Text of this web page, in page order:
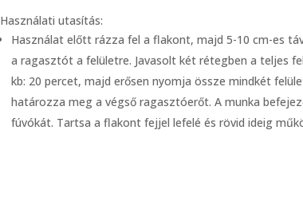
Használati utasítás:
Használat előtt rázza fel a flakont, majd 5-10 cm-es
a ragasztót a felületre. Javasolt két rétegben a teljes
kb: 20 percet, majd erősen nyomja össze mindkét
határozza meg a végső ragasztóerőt. A munka
fúvókát. Tartsa a flakont fejjel lefelé és rövid ideig